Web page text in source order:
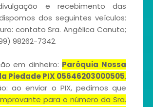
e recebimento das
dos seguintes veículos:
contato Sra. Angélica Canuto;
98262-7342.
em dinheiro: Paróquia Nossa
Piedade PIX 05646203000505.
ao enviar o PIX, pedimos que
para o número da Sra.